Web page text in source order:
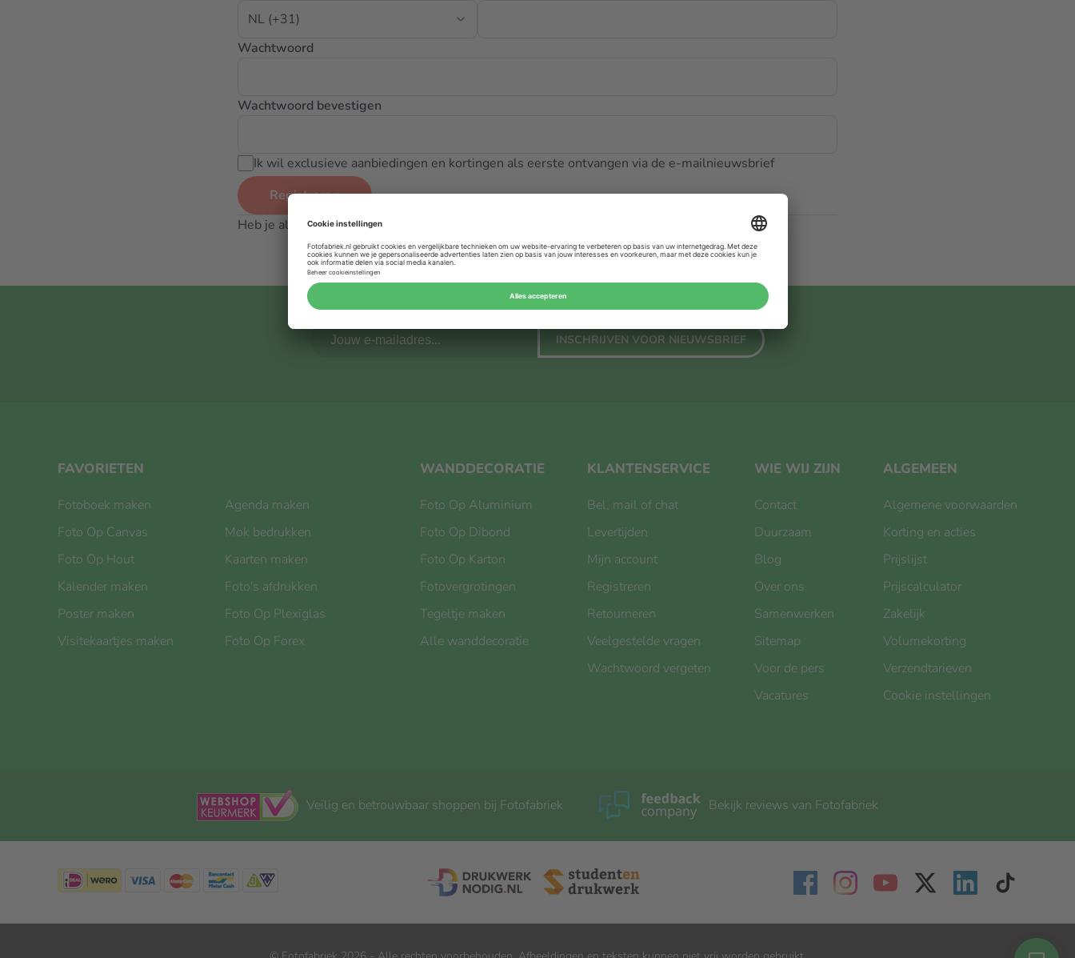
Wachtwoord
Wachtwoord bevestigen
Ik wil exclusieve aanbiedingen en kortingen als eerste ontvangen via de e-mailnieuwsbrief
Registreren
Heb je al een account?Log hier in
INSCHRIJVEN VOOR NIEUWSBRIEF
FAVORIETEN
Fotoboek maken
Foto Op Canvas
Foto Op Hout
Kalender maken
Poster maken
Visitekaartjes maken
Agenda maken
Mok bedrukken
Kaarten maken
Foto's afdrukken
Foto Op Plexiglas
Foto Op Forex
WANDDECORATIE
Foto Op Aluminium
Foto Op Dibond
Foto Op Karton
Fotovergrotingen
Tegeltje maken
Alle wanddecoratie
KLANTENSERVICE
Bel, mail of chat
Levertijden
Mijn account
Registreren
Retourneren
Veelgestelde vragen
Wachtwoord vergeten
WIE WIJ ZIJN
Contact
Duurzaam
Blog
Over ons
Samenwerken
Sitemap
Voor de pers
Vacatures
ALGEMEEN
Algemene voorwaarden
Korting en acties
Prijslijst
Prijscalculator
Zakelijk
Volumekorting
Verzendtarieven
Cookie instellingen
Veilig en betrouwbaar shoppen bij Fotofabriek Bekijk reviews van Fotofabriek